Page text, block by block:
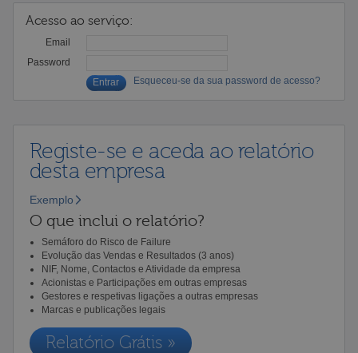
Acesso ao serviço:
Email
Password
Esqueceu-se da sua password de acesso?
Registe-se e aceda ao relatório
desta empresa
Exemplo
O que inclui o relatório?
Semáforo do Risco de Failure
Evolução das Vendas e Resultados (3 anos)
NIF, Nome, Contactos e Atividade da empresa
Acionistas e Participações em outras empresas
Gestores e respetivas ligações a outras empresas
Marcas e publicações legais
Relatório Grátis »